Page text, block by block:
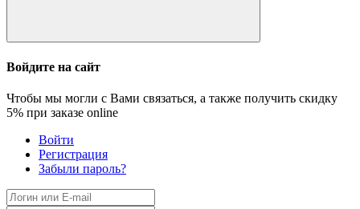
Войдите на сайт
Чтобы мы могли с Вами связаться, а также получить скидку
5% при заказе online
Войти
Регистрация
Забыли пароль?